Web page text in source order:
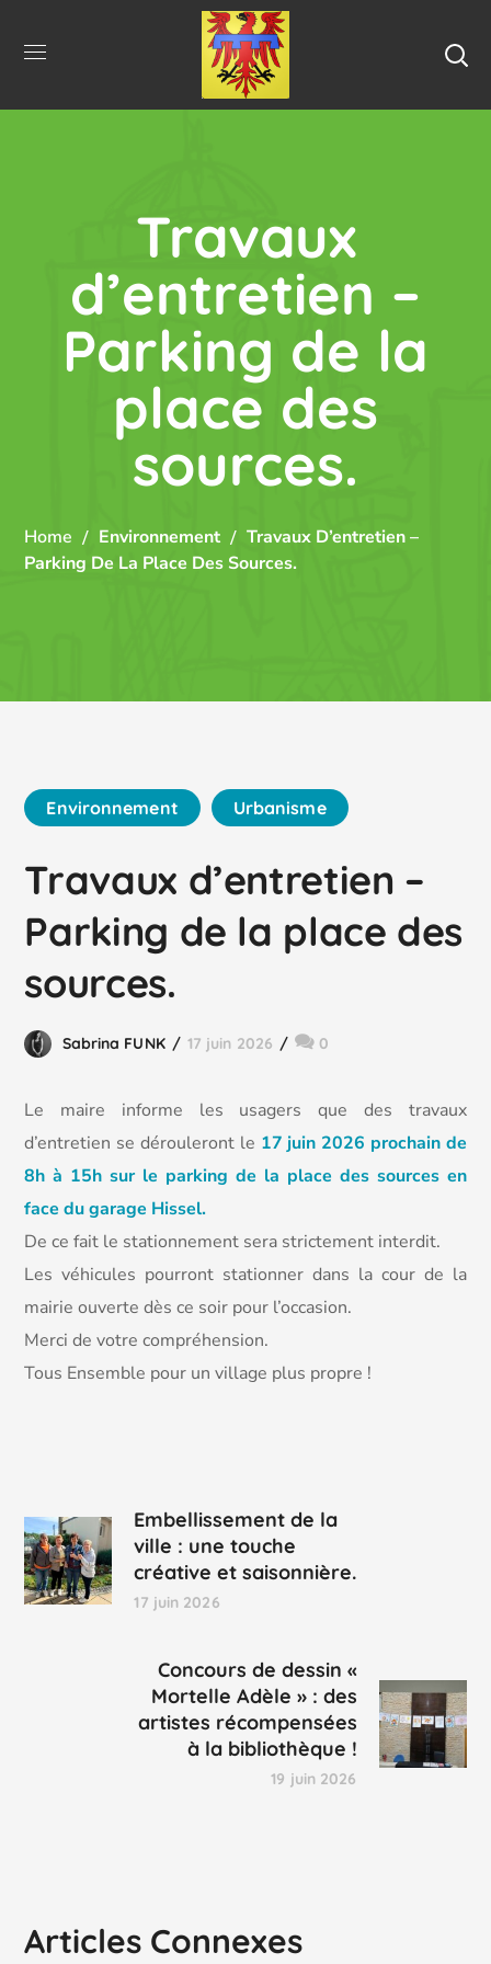
Travaux
d’entretien –
Parking de la
place des
sources.
Home Environnement
Travaux D’entretien –
Parking De La Place Des Sources.
Environnement Urbanisme
Travaux d’entretien –
Parking de la place des
sources.
Sabrina FUNK 17 juin 2026 0
Le maire informe les usagers que des travaux
d’entretien se dérouleront le 17 juin 2026 prochain de
8h à 15h sur le parking de la place des sources en
face du garage Hissel.
De ce fait le stationnement sera strictement interdit.
Les véhicules pourront stationner dans la cour de la
mairie ouverte dès ce soir pour l’occasion.
Merci de votre compréhension.
Tous Ensemble pour un village plus propre !
Embellissement de la
ville : une touche
créative et saisonnière.
17 juin 2026
Concours de dessin «
Mortelle Adèle » : des
artistes récompensées
à la bibliothèque !
19 juin 2026
Articles Connexes